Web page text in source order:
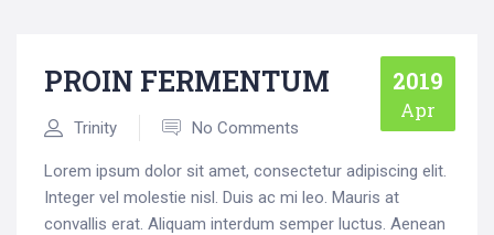
2019
Apr
PROIN FERMENTUM
Trinity No Comments
Lorem ipsum dolor sit amet, consectetur adipiscing elit.
Integer vel molestie nisl. Duis ac mi leo. Mauris at
convallis erat. Aliquam interdum semper luctus. Aenean